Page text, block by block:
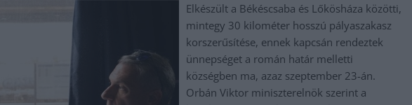
Elkészült a Békéscsaba és Lőkösháza közötti,
mintegy 30 kilométer hosszú pályaszakasz
korszerűsítése, ennek kapcsán rendeztek
ünnepséget a román határ melletti
községben ma, azaz szeptember 23-án.
Orbán Viktor miniszterelnök szerint a